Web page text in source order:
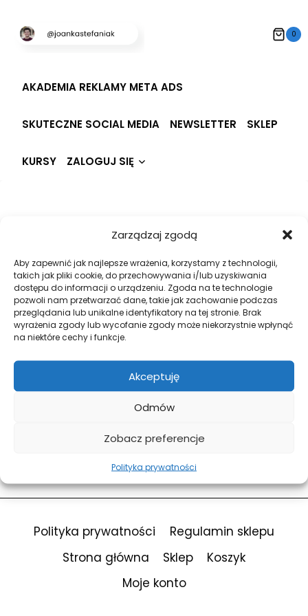
Zarządzaj zgodą
Aby zapewnić jak najlepsze wrażenia, korzystamy z technologii,
takich jak pliki cookie, do przechowywania i/lub uzyskiwania
dostępu do informacji o urządzeniu. Zgoda na te technologie
pozwoli nam przetwarzać dane, takie jak zachowanie podczas
przeglądania lub unikalne identyfikatory na tej stronie. Brak
wyrażenia zgody lub wycofanie zgody może niekorzystnie wpłynąć
na niektóre cechy i funkcje.
Akceptuję
Odmów
Zobacz preferencje
Polityka prywatności
treści
0
AKADEMIA REKLAMY META ADS
SKUTECZNE SOCIAL MEDIA NEWSLETTER SKLEP
KURSY ZALOGUJ SIĘ
Hi, Welcome back!
Keep me signed in Forgot Password?
Sign In
Polityka prywatności
Regulamin sklepu
Strona główna
Sklep
Koszyk
Moje konto